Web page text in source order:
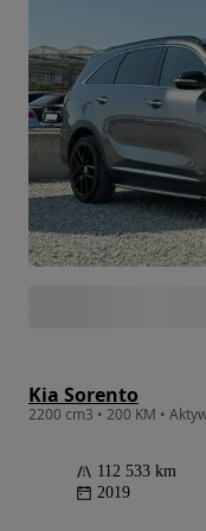
Kia Sorento
112 533 km
2019